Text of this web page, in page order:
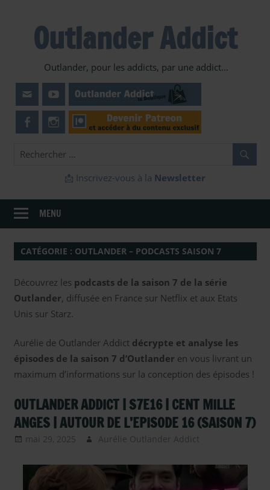
Outlander Addict
Outlander, pour les addicts, par une addict…
📩 Inscrivez-vous à la Newsletter
MENU
CATÉGORIE : OUTLANDER – PODCASTS SAISON 7
Découvrez les podcasts de la saison 7 de la série
Outlander, diffusée en France sur Netflix et aux Etats
Unis sur Starz.
Aurélie de Outlander Addict décrypte et analyse les
épisodes de la saison 7 d’Outlander en vous livrant un
maximum d’informations sur la conception des épisodes !
OUTLANDER ADDICT | S7E16 | CENT MILLE
ANGES | AUTOUR DE L’EPISODE 16 (SAISON 7)
mai 29, 2025 Aurélie Outlander Addict
Saison 7,
,Serie